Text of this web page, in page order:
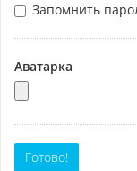
Запомнить
Аватарка
Готово!